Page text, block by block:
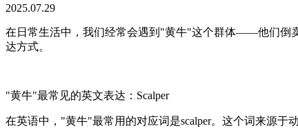
2025.07.29
在日常生活中，我们经常会遇到"黄牛"这个群体——他们倒
达方式。
"黄牛"最常见的英文表达：Scalper
在英语中，"黄牛"最常用的对应词是scalper。这个词来源于